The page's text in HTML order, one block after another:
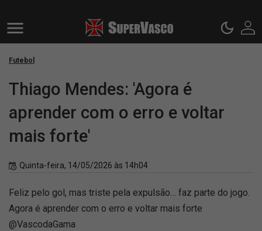
Futebol
Thiago Mendes: 'Agora é
aprender com o erro e voltar
mais forte'
Quinta-feira, 14/05/2026 às 14h04
Feliz pelo gol, mas triste pela expulsão… faz parte do jogo.
Agora é aprender com o erro e voltar mais forte
@VascodaGama